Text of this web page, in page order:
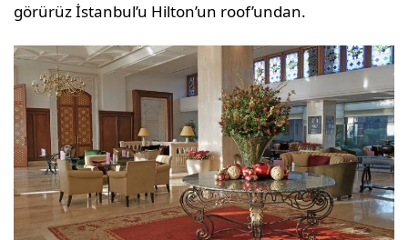
görürüz İstanbul’u Hilton’un roof’undan.